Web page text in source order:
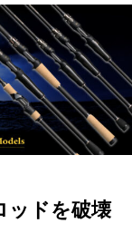
ッドを破壊